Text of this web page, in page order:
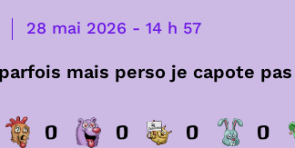
28 mai 2026 - 14 h 57
mais perso je capote
0 0 0 0